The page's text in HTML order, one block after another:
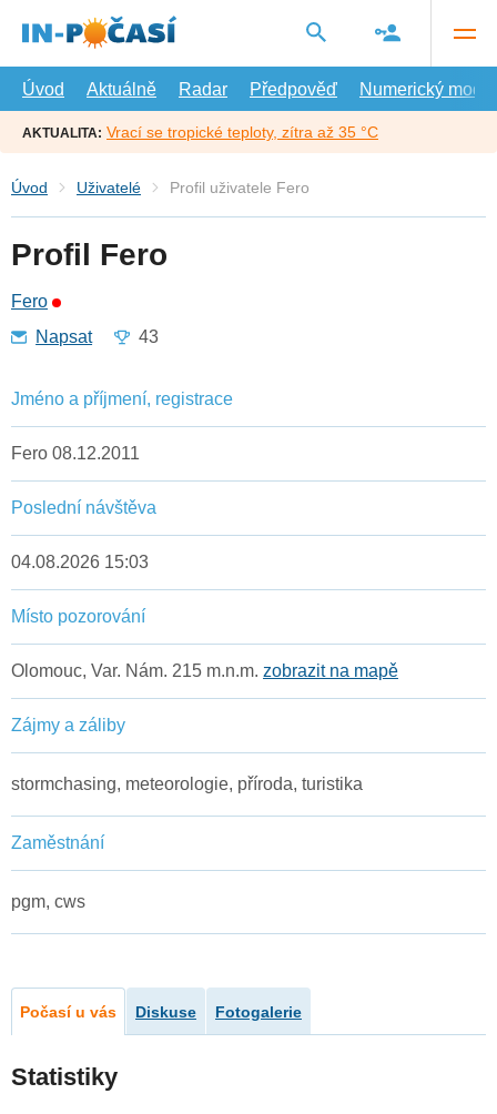
hlavní
Úvod
Aktuálně Radar Předpověď Numerický model
AKTUALITA: Vrací se tropické teploty, zítra až 35 °C
Úvod Uživatelé Profil uživatele Fero
Profil Fero
Fero
Napsat
43
Jméno a příjmení, registrace
Fero 08.12.2011
Poslední návštěva
04.08.2026 15:03
Místo pozorování
Olomouc, Var. Nám. 215 m.n.m. zobrazit na mapě
Zájmy a záliby
stormchasing, meteorologie, příroda, turistika
Zaměstnání
pgm, cws
Počasí u vás Diskuse Fotogalerie
Statistiky